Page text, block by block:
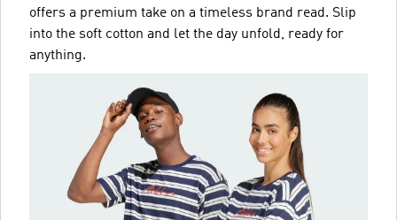
offers a premium take on a timeless brand read. Slip
into the soft cotton and let the day unfold, ready for
anything.